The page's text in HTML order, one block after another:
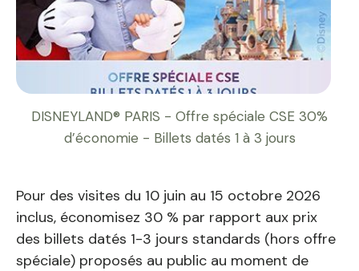
DISNEYLAND® PARIS - Offre spéciale CSE 30%
d’économie - Billets datés 1 à 3 jours
Pour des visites du 10 juin au 15 octobre 2026
inclus, économisez 30 % par rapport aux prix
des billets datés 1-3 jours standards (hors offre
spéciale) proposés au public au moment de